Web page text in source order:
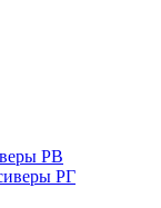
РВ
РГ